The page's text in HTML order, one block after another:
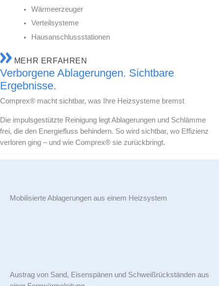
Wärmeerzeuger
Verteilsysteme
Hausanschlussstationen
MEHR ERFAHREN
Verborgene Ablagerungen. Sichtbare
Ergebnisse.
Comprex® macht sichtbar, was Ihre Heizsysteme bremst
Die impulsgestützte Reinigung legt Ablagerungen und Schlämme
frei, die den Energiefluss behindern. So wird sichtbar, wo Effizienz
verloren ging – und wie Comprex® sie zurückbringt.
Mobilisierte Ablagerungen aus einem Heizsystem
Austrag von Sand, Eisenspänen und Schweißrückständen aus